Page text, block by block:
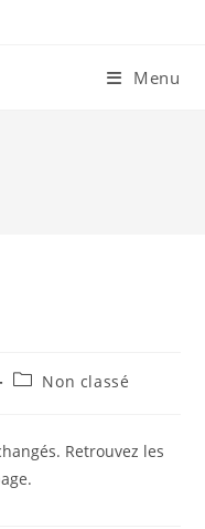
Menu
PostNon classé
Retrouvez les